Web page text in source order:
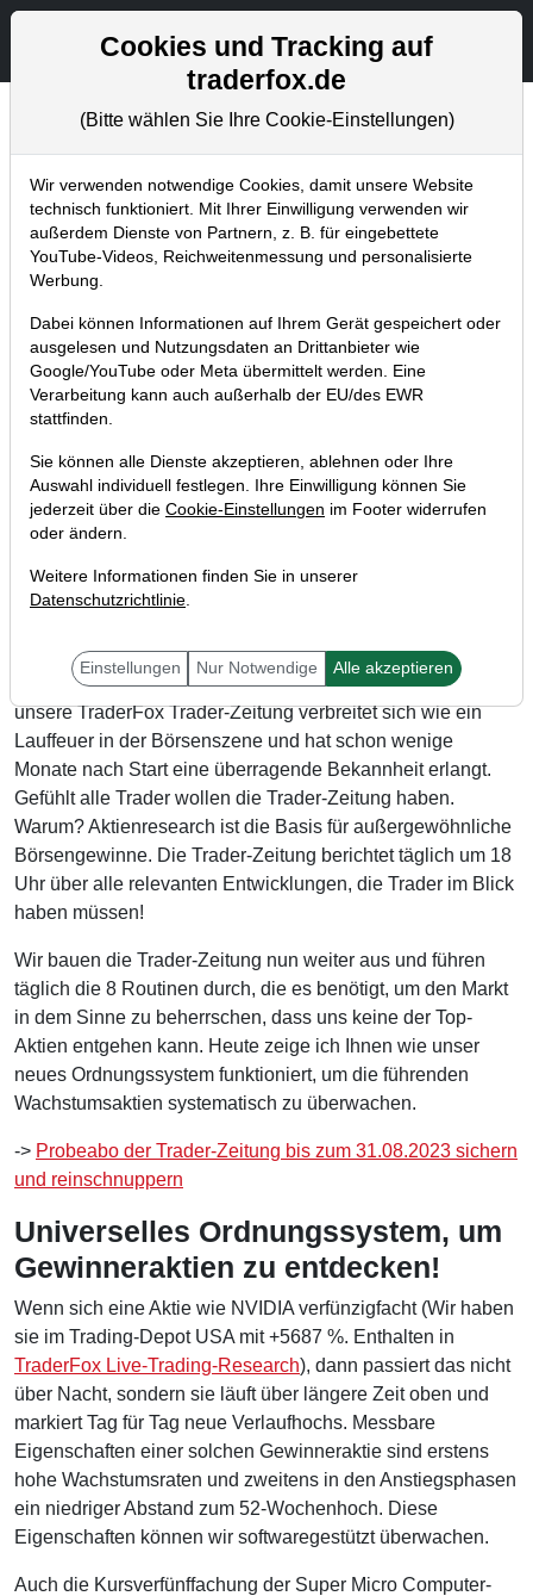
Aktien- und Artikelsuche
Aktuelles
Home Blog Aktuelles
Trader-Zeitung startet universelles
Ordnungssystem, um Gewinneraktien
zu entdecken! (Probeausgabe sichern)
20.08.2023 um 13:07 Uhr | TraderFox GmbH
Liebe Trader,
unsere TraderFox Trader-Zeitung verbreitet sich wie ein
Lauffeuer in der Börsenszene und hat schon wenige
Monate nach Start eine überragende Bekannheit erlangt.
Gefühlt alle Trader wollen die Trader-Zeitung haben.
Warum? Aktienresearch ist die Basis für außergewöhnliche
Börsengewinne. Die Trader-Zeitung berichtet täglich um 18
Uhr über alle relevanten Entwicklungen, die Trader im Blick
haben müssen!
Wir bauen die Trader-Zeitung nun weiter aus und führen
täglich die 8 Routinen durch, die es benötigt, um den Markt
in dem Sinne zu beherrschen, dass uns keine der Top-
Aktien entgehen kann. Heute zeige ich Ihnen wie unser
neues Ordnungssystem funktioniert, um die führenden
Wachstumsaktien systematisch zu überwachen.
-> Probeabo der Trader-Zeitung bis zum 31.08.2023 sichern
und reinschnuppern
Universelles Ordnungssystem, um
Gewinneraktien zu entdecken!
Wenn sich eine Aktie wie NVIDIA verfünzigfacht (Wir haben
sie im Trading-Depot USA mit +5687 %. Enthalten in
TraderFox Live-Trading-Research), dann passiert das nicht
über Nacht, sondern sie läuft über längere Zeit oben und
markiert Tag für Tag neue Verlaufhochs. Messbare
Eigenschaften einer solchen Gewinneraktie sind erstens
hohe Wachstumsraten und zweitens in den Anstiegsphasen
ein niedriger Abstand zum 52-Wochenhoch. Diese
Eigenschaften können wir softwaregestützt überwachen.
Auch die Kursverfünffachung der Super Micro Computer-
Cookies und Tracking auf
traderfox.de
(Bitte wählen Sie Ihre Cookie-Einstellungen)
Wir verwenden notwendige Cookies, damit unsere Website
technisch funktioniert. Mit Ihrer Einwilligung verwenden wir
außerdem Dienste von Partnern, z. B. für eingebettete
YouTube-Videos, Reichweitenmessung und personalisierte
Werbung.
Dabei können Informationen auf Ihrem Gerät gespeichert oder
ausgelesen und Nutzungsdaten an Drittanbieter wie
Google/YouTube oder Meta übermittelt werden. Eine
Verarbeitung kann auch außerhalb der EU/des EWR
stattfinden.
Sie können alle Dienste akzeptieren, ablehnen oder Ihre
Auswahl individuell festlegen. Ihre Einwilligung können Sie
jederzeit über die Cookie-Einstellungen im Footer widerrufen
oder ändern.
Weitere Informationen finden Sie in unserer
Datenschutzrichtlinie.
Einstellungen Nur Notwendige Alle akzeptieren